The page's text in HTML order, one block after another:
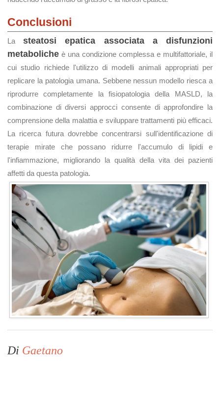
Conclusioni
Lasteatosi epatica associata a disfunzioni
metaboliche è una condizione complessa e multifattoriale, il
cui studio richiede l'utilizzo di modelli animali appropriati per
replicare la patologia umana. Sebbene nessun modello riesca a
riprodurre completamente la fisiopatologia della MASLD, la
combinazione di diversi approcci consente di approfondire la
comprensione della malattia e sviluppare trattamenti più efficaci.
La ricerca futura dovrebbe concentrarsi sull'identificazione di
terapie mirate che possano ridurre l'accumulo di lipidi e
l'infiammazione, migliorando la qualità della vita dei pazienti
affetti da questa patologia.
Di Gaetano